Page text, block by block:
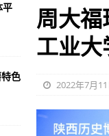
周大
工业
2022年7月
平
色